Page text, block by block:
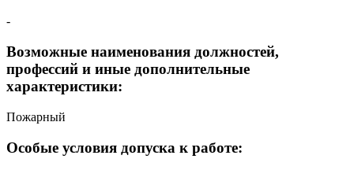
-
Возможные наименования должностей,
профессий и иные дополнительные
характеристики:
Пожарный
Особые условия допуска к работе: